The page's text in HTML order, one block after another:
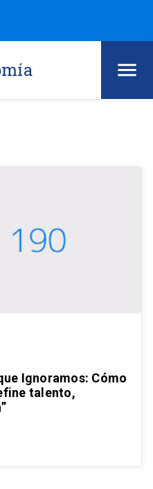
Ignoramos: Cómo
talento,